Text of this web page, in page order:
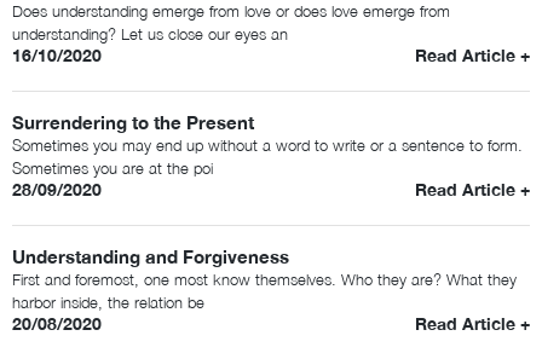
Does understanding emerge from love or does love emerge from
understanding? Let us close our eyes an
16/10/2020 Read Article +
Surrendering to the Present
Sometimes you may end up without a word to write or a sentence to form.
Sometimes you are at the poi
28/09/2020 Read Article +
Understanding and Forgiveness
First and foremost, one most know themselves. Who they are? What they
harbor inside, the relation be
20/08/2020 Read Article +